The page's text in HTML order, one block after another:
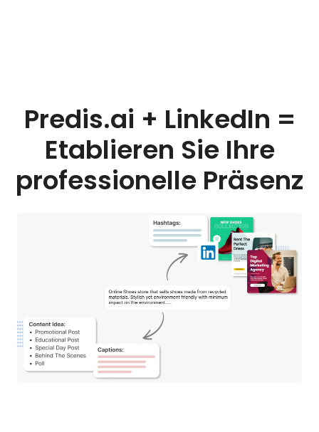
Predis.ai + LinkedIn =
Etablieren Sie Ihre
professionelle Präsenz